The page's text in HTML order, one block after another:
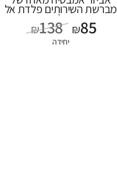
מברשת השירותים פלדת אל
חלד
₪138 ₪85
יחידה